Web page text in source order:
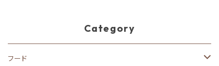
Category
フード